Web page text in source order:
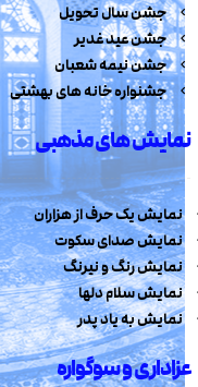
جشن سال تحویل
جشن عید غدیر
جشن نیمه شعبان
جشنواره خانه های بهشتی
نمایش های مذهبی
نمایش یک حرف از هزاران
نمایش صدای سکوت
نمایش رنگ و نیرنگ
نمایش سلام دلها
نمایش به یاد پدر
عزاداری و سوگواره